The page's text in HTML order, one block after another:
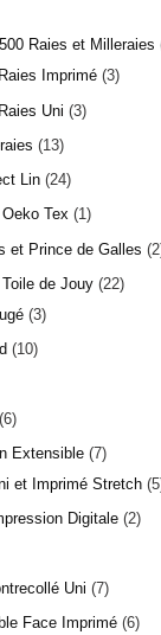
Raies et Milleraies
Imprimé 3
Uni 3
13
Lin 24
Tex
1
et Prince de Galles
2
de Jouy 22
3
10
6
Extensible 7
et Imprimé Stretch 5
Digitale 2
Uni 7
Face Imprimé 6